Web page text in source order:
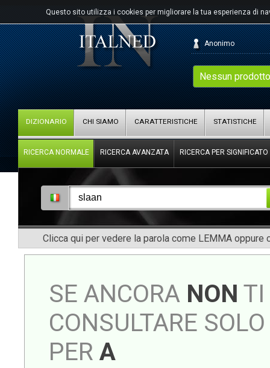
Questo sito utilizza i cookies per migliorare la tua esperienza di
Nessun
Anonimo
DIZIONARIO CHI SIAMO CARATTERISTICHE STATISTICHE
RICERCA NORMALE RICERCA AVANZATA RICERCA PER SIGNIFICATO
Clicca qui per vedere la parola come LEMMA oppure
SE ANCORA NON TI
CONSULTARE
PER A